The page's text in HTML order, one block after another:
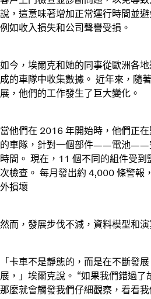
說，這意味著增加正常運行時間並
例如收入損失和公司聲譽受損。
如今，埃爾克和她的同事從歐洲各
成的車隊中收集數據。 近年來，隨
展，他們的工作發生了巨大變化。
當他們在 2016 年開始時，他們正
的車隊，針對一個部件——電池——
時間。 現在，11 個不同的組件受
次檢查。 每月發出約 4,000 條警報
外損壞
然而，發展步伐不減，資料模型和
「卡車不是靜態的，而是在不斷發
展，」埃爾克說。 “如果我們錯過了
那麼就會觸發我們仔細觀察，看看